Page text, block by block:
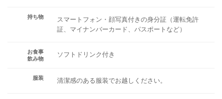
持ち物
スマートフォン・顔写真付きの身分証（運転免許
証、マイナンバーカード、パスポートなど）
お食事
飲み物
ソフトドリンク付き
服装 清潔感のある服装でお越しください。